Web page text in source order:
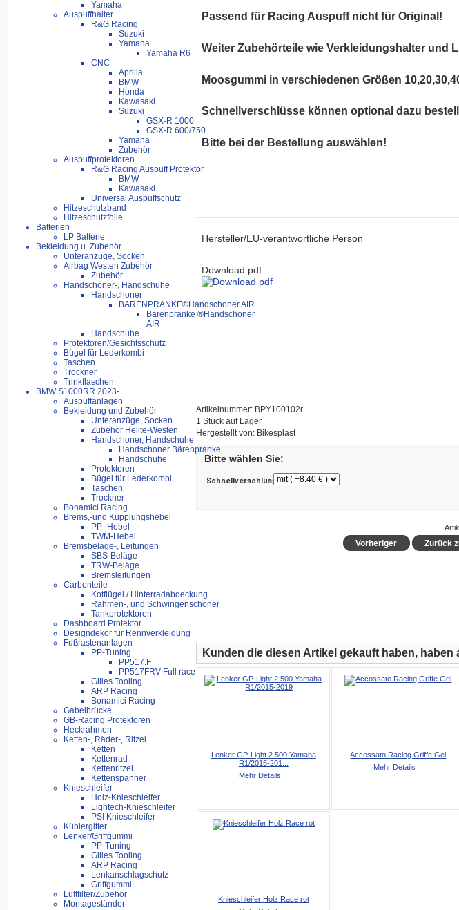
Yamaha
Auspuffhalter
R&G Racing
Suzuki
Yamaha
Yamaha R6
CNC
Aprilia
BMW
Honda
Kawasaki
Suzuki
GSX-R 1000
GSX-R 600/750
Yamaha
Zubehör
Auspuffprotektoren
R&G Racing Auspuff Protektor
BMW
Kawasaki
Universal Auspuffschutz
Hitzeschutzband
Hitzeschutzfolie
Batterien
LP Batterie
Bekleidung u. Zubehör
Unteranzüge, Socken
Airbag Westen Zubehör
Zubehör
Handschoner-, Handschuhe
Handschoner
BÄRENPRANKE®Handschoner AIR
Bärenpranke ®Handschoner
AIR
Handschuhe
Protektoren/Gesichtsschutz
Bügel für Lederkombi
Taschen
Trockner
Trinkflaschen
BMW S1000RR 2023-
Auspuffanlagen
Bekleidung und Zubehör
Unteranzüge, Socken
Zubehör Helite-Westen
Handschoner, Handschuhe
Handschoner Bärenpranke
Handschuhe
Protektoren
Bügel für Lederkombi
Taschen
Trockner
Bonamici Racing
Brems,-und Kupplungshebel
PP- Hebel
TWM-Hebel
Bremsbeläge-, Leitungen
SBS-Beläge
TRW-Beläge
Bremsleitungen
Carbonteile
Kotflügel / Hinterradabdeckung
Rahmen-, und Schwingenschoner
Tankprotektoren
Dashboard Protektor
Designdekor für Rennverkleidung
Fußrastenanlagen
PP-Tuning
PP517.F
PP517FRV-Full race
Gilles Tooling
ARP Racing
Bonamici Racing
Gabelbrücke
GB-Racing Protektoren
Heckrahmen
Ketten-, Räder-, Ritzel
Ketten
Kettenrad
Kettenritzel
Kettenspanner
Knieschleifer
Holz-Knieschleifer
Lightech-Knieschleifer
PSI Knieschleifer
Kühlergitter
Lenker/Griffgummi
PP-Tuning
Gilles Tooling
ARP Racing
Lenkanschlagschutz
Griffgummi
Luftfilter/Zubehör
Montageständer
Passend für Racing Auspuff nicht für Original!
Weiter Zubehörteile wie Verkleidungshalter und
Moosgummi in verschiedenen Größen
Schnellverschlüsse können optional dazu
Bitte bei der Bestellung auswählen!
Hersteller/EU-verantwortliche Person
Download pdf:
Artikelnummer: BPY100102r
1 Stück auf Lager
Hergestellt von: Bikesplast
Bitte wählen Sie:
Schnellverschlüsse
Vorheriger Zurück
Kunden die diesen Artikel gekauft haben, haben
Lenker GP-Light 2 500 Yamaha
R1/2015-201...
Mehr Details
Accossato Racing Griffe Gel
Mehr Details
Knieschleifer Holz Race rot